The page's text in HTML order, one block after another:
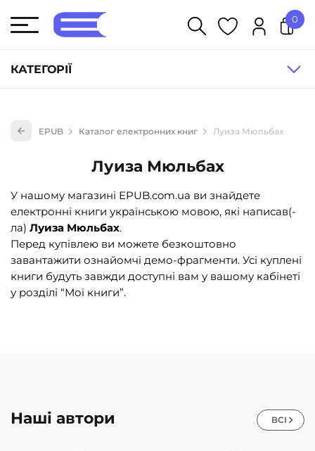
КАТЕГОРІЇ
Книги для дітей (835)
Книги для підлітків (240)
Навчальна література та посібники (527)
Енциклопедії, довідники, словники (55)
Подарункові сертифікати (1)
0
EPUB Каталог електронних книг Луиза Мюльбах
Луиза Мюльбах
У нашому магазині EPUB.com.ua ви знайдете
електронні книги українською мовою, які написав(-
ла) Луиза Мюльбах.
Перед купівлею ви можете безкоштовно
завантажити ознайомчі демо-фрагменти. Усі куплені
книги будуть завжди доступні вам у вашому кабінеті
у розділі “Мої книги”.
Наші автори ВСІ